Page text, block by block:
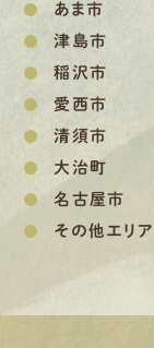
あま市
津島市
稲沢市
愛西市
清須市
大治町
名古屋市
その他エリア